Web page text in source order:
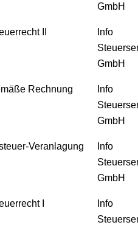
GmbH
II
Info
GmbH
Rechnung
Info
GmbH
Veranlagung
Info
GmbH
I
Info